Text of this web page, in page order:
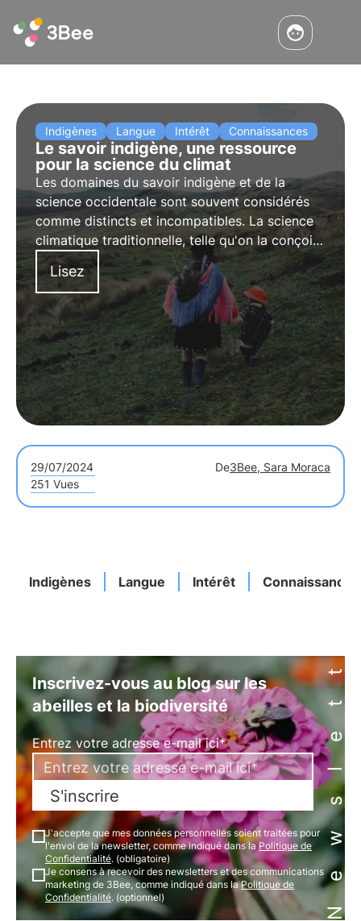
Indigènes Langue Intérêt Connaissances
Le savoir indigène, une ressource
pour la science du climat
Les domaines du savoir indigène et de la
science occidentale sont souvent considérés
comme distincts et incompatibles. La science
climatique traditionnelle, telle qu'on la conçoit
habituellement, a été principalement façonnée
par les perspectives universitaires
occidentales.
Lisez
29/07/2024 De3Bee, Sara Moraca
251 Vues
Indigènes Langue Intérêt Connaissances
Newsletter
Inscrivez-vous au blog sur les
abeilles et la biodiversité
Entrez votre adresse e-mail ici*
S'inscrire
J'accepte que mes données personnelles soient traitées pour
l'envoi de la newsletter, comme indiqué dans laPolitique de
Confidentialité. (obligatoire)
Je consens à recevoir des newsletters et des communications
marketing de 3Bee, comme indiqué dans laPolitique de
Confidentialité. (optionnel)